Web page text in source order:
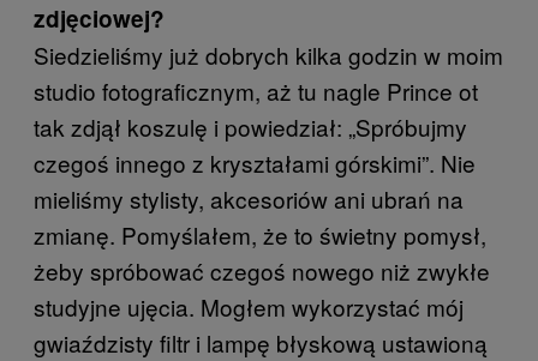
zdjęciowej?
Siedzieliśmy już dobrych kilka godzin w moim
studio fotograficznym, aż tu nagle Prince ot
tak zdjął koszulę i powiedział: „Spróbujmy
czegoś innego z kryształami górskimi”. Nie
mieliśmy stylisty, akcesoriów ani ubrań na
zmianę. Pomyślałem, że to świetny pomysł,
żeby spróbować czegoś nowego niż zwykłe
studyjne ujęcia. Mogłem wykorzystać mój
gwiaździsty filtr i lampę błyskową ustawioną